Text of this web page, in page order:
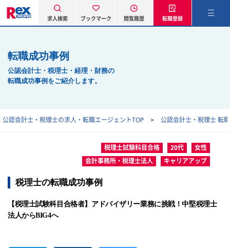
求人検索 ブックマーク 閲覧履歴 転職登録
転職成功事例
公認会計士・税理士・経理・財務の
転職成功事例をご紹介します。
公認会計士・税理士の求人・転職エージェントTOP 公認会計士・税理士 転
税理士試験科目合格 20代
女性
会計事務所・税理士法人
キャリアアップ
税理士の転職成功事例
【税理士試験科目合格者】アドバイザリー業務に挑戦！中堅税理士
法人からBIG4へ